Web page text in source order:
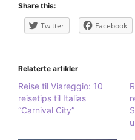
Share this:
Twitter Facebook
Relaterte artikler
Reise til Viareggio: 10
reisetips til Italias
“Carnival City”